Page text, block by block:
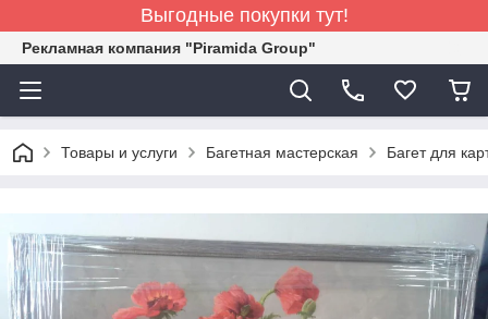
Выгодные покупки тут!
Рекламная компания "Piramida Group"
Товары и услуги Багетная мастерская Багет для